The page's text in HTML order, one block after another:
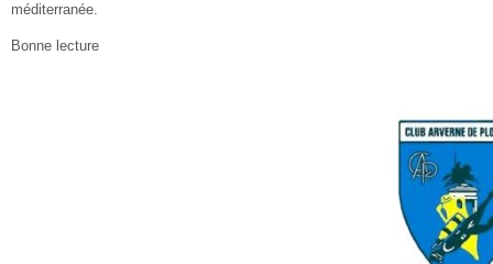
méditerranée.
Bonne lecture